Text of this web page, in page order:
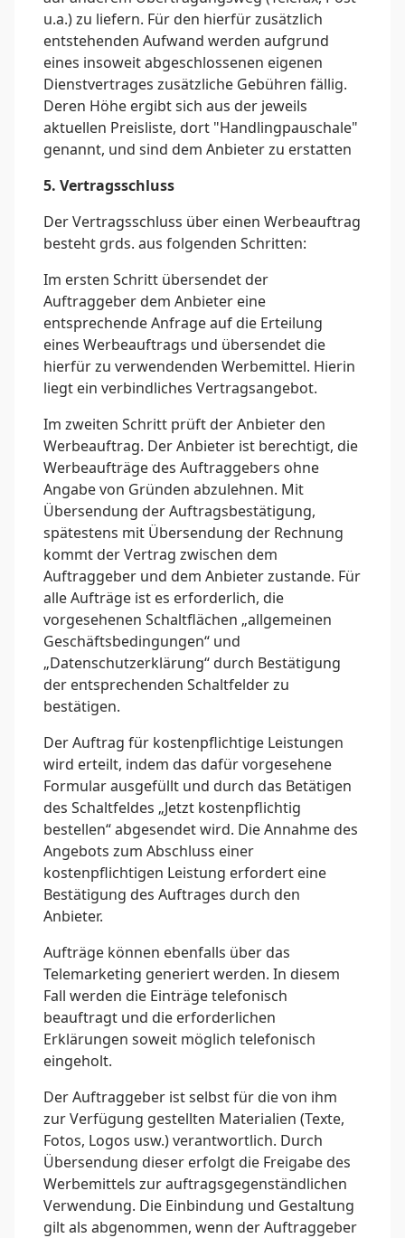
u.a.) zu liefern. Für den hierfür zusätzlich
entstehenden Aufwand werden aufgrund
eines insoweit abgeschlossenen eigenen
Dienstvertrages zusätzliche Gebühren fällig.
Deren Höhe ergibt sich aus der jeweils
aktuellen Preisliste, dort "Handlingpauschale"
genannt, und sind dem Anbieter zu erstatten
5. Vertragsschluss
Der Vertragsschluss über einen Werbeauftrag
besteht grds. aus folgenden Schritten:
Im ersten Schritt übersendet der
Auftraggeber dem Anbieter eine
entsprechende Anfrage auf die Erteilung
eines Werbeauftrags und übersendet die
hierfür zu verwendenden Werbemittel. Hierin
liegt ein verbindliches Vertragsangebot.
Im zweiten Schritt prüft der Anbieter den
Werbeauftrag. Der Anbieter ist berechtigt, die
Werbeaufträge des Auftraggebers ohne
Angabe von Gründen abzulehnen. Mit
Übersendung der Auftragsbestätigung,
spätestens mit Übersendung der Rechnung
kommt der Vertrag zwischen dem
Auftraggeber und dem Anbieter zustande. Für
alle Aufträge ist es erforderlich, die
vorgesehenen Schaltflächen „allgemeinen
Geschäftsbedingungen“ und
„Datenschutzerklärung“ durch Bestätigung
der entsprechenden Schaltfelder zu
bestätigen.
Der Auftrag für kostenpflichtige Leistungen
wird erteilt, indem das dafür vorgesehene
Formular ausgefüllt und durch das Betätigen
des Schaltfeldes „Jetzt kostenpflichtig
bestellen“ abgesendet wird. Die Annahme des
Angebots zum Abschluss einer
kostenpflichtigen Leistung erfordert eine
Bestätigung des Auftrages durch den
Anbieter.
Aufträge können ebenfalls über das
Telemarketing generiert werden. In diesem
Fall werden die Einträge telefonisch
beauftragt und die erforderlichen
Erklärungen soweit möglich telefonisch
eingeholt.
Der Auftraggeber ist selbst für die von ihm
zur Verfügung gestellten Materialien (Texte,
Fotos, Logos usw.) verantwortlich. Durch
Übersendung dieser erfolgt die Freigabe des
Werbemittels zur auftragsgegenständlichen
Verwendung. Die Einbindung und Gestaltung
gilt als abgenommen, wenn der Auftraggeber